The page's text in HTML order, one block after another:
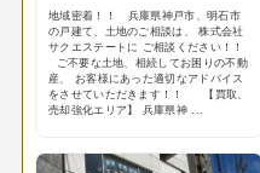
地域密着！！ 兵庫県神戸市、明石市
の戸建て、土地のご相談は、 株式会社
サクエステートに ご相談ください！！
ご不要な土地、相続してお困りの不動
産、 お客様にあった適切なアドバイス
をさせていただきます！！ 【買取、
売却強化エリア】 兵庫県神 ...